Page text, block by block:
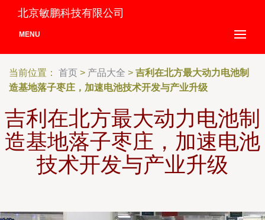
北京敏鹏科技有限公司
MENU
当前位置： 首页 > 产品大全 > 吉利在北方最大动力电池制
造基地落子枣庄，加速电池技术开发与产业升级
吉利在北方最大动力电池制
造基地落子枣庄，加速电池
技术开发与产业升级